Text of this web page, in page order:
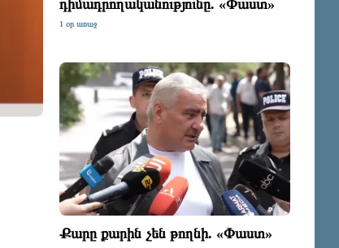
դիմադրողականությունը. «Փաստ»
1 օր առաջ
Քարը քարին չեն թողնի. «Փաստ»